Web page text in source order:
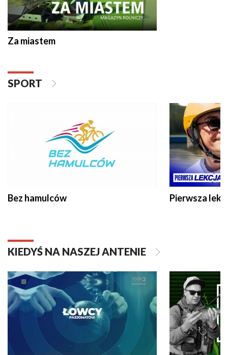
Za miastem
SPORT
Bez hamulców Pierwsza
KIEDYŚ NA NASZEJ ANTENIE